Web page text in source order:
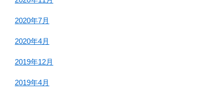
2020年7月
2020年4月
2019年12月
2019年4月